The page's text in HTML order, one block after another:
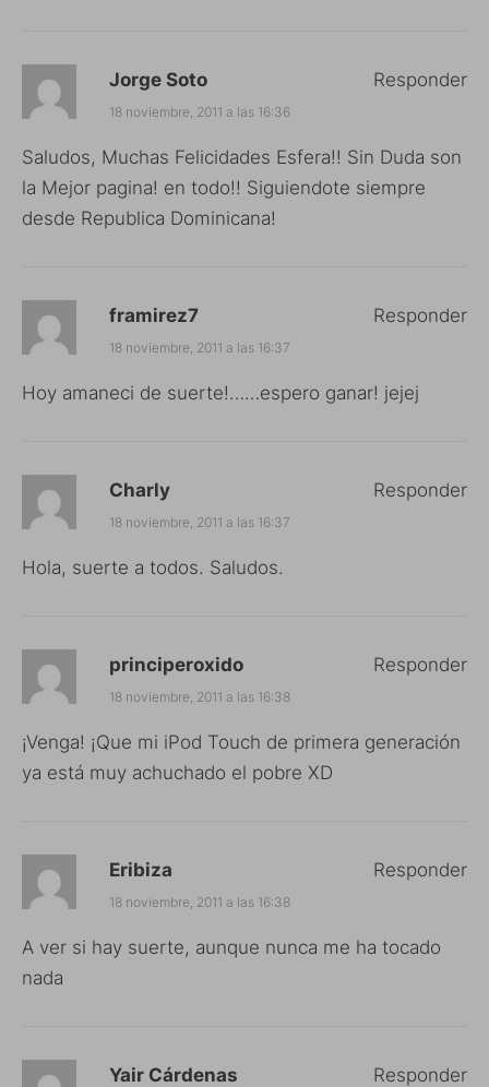
Jorge Soto
18 noviembre, 2011 a las 16:36
Saludos, Muchas Felicidades Esfera!! Sin Duda son
la Mejor pagina! en todo!! Siguiendote siempre
desde Republica Dominicana!
Responder
framirez7
18 noviembre, 2011 a las 16:37
Hoy amaneci de suerte!……espero ganar! jejej
Responder
Charly
18 noviembre, 2011 a las 16:37
Hola, suerte a todos. Saludos.
Responder
principeroxido
18 noviembre, 2011 a las 16:38
¡Venga! ¡Que mi iPod Touch de primera generación
ya está muy achuchado el pobre XD
Responder
Eribiza
18 noviembre, 2011 a las 16:38
A ver si hay suerte, aunque nunca me ha tocado
nada
Responder
Yair Cárdenas Responder